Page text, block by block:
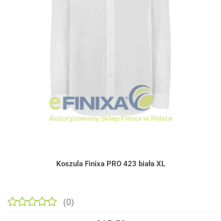
Koszula Finixa PRO 423 biała XL
(0)